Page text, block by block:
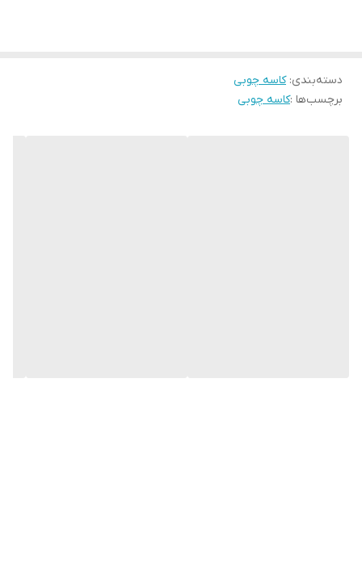
دسته‌بندی:کاسه چوبی
برچسب‌ها :کاسه چوبی